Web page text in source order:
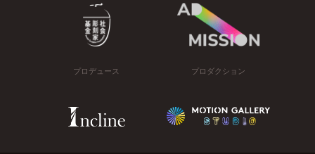
プロデュース プロダクション